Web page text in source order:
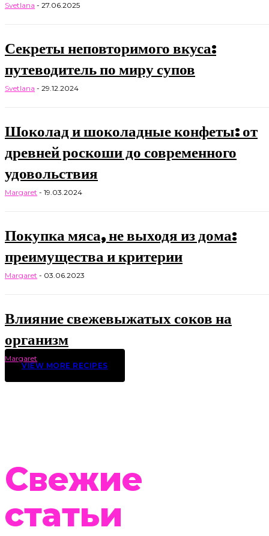
Svetlana - 27.06.2025
Секреты неповторимого вкуса:
путеводитель по миру супов
Svetlana - 29.12.2024
Шоколад и шоколадные конфеты: от
древней роскоши до современного
удовольствия
Margaret - 19.03.2024
Покупка мяса, не выходя из дома:
преимущества и критерии
Margaret - 03.06.2023
Влияние свежевыжатых соков на
организм
Margaret
VIEW MORE RECIPES
Свежие
статьи